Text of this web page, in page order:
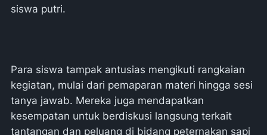
siswa putri.
Para siswa tampak antusias mengikuti rangkaian
kegiatan, mulai dari pemaparan materi hingga sesi
tanya jawab. Mereka juga mendapatkan
kesempatan untuk berdiskusi langsung terkait
tantangan dan peluang di bidang peternakan sapi